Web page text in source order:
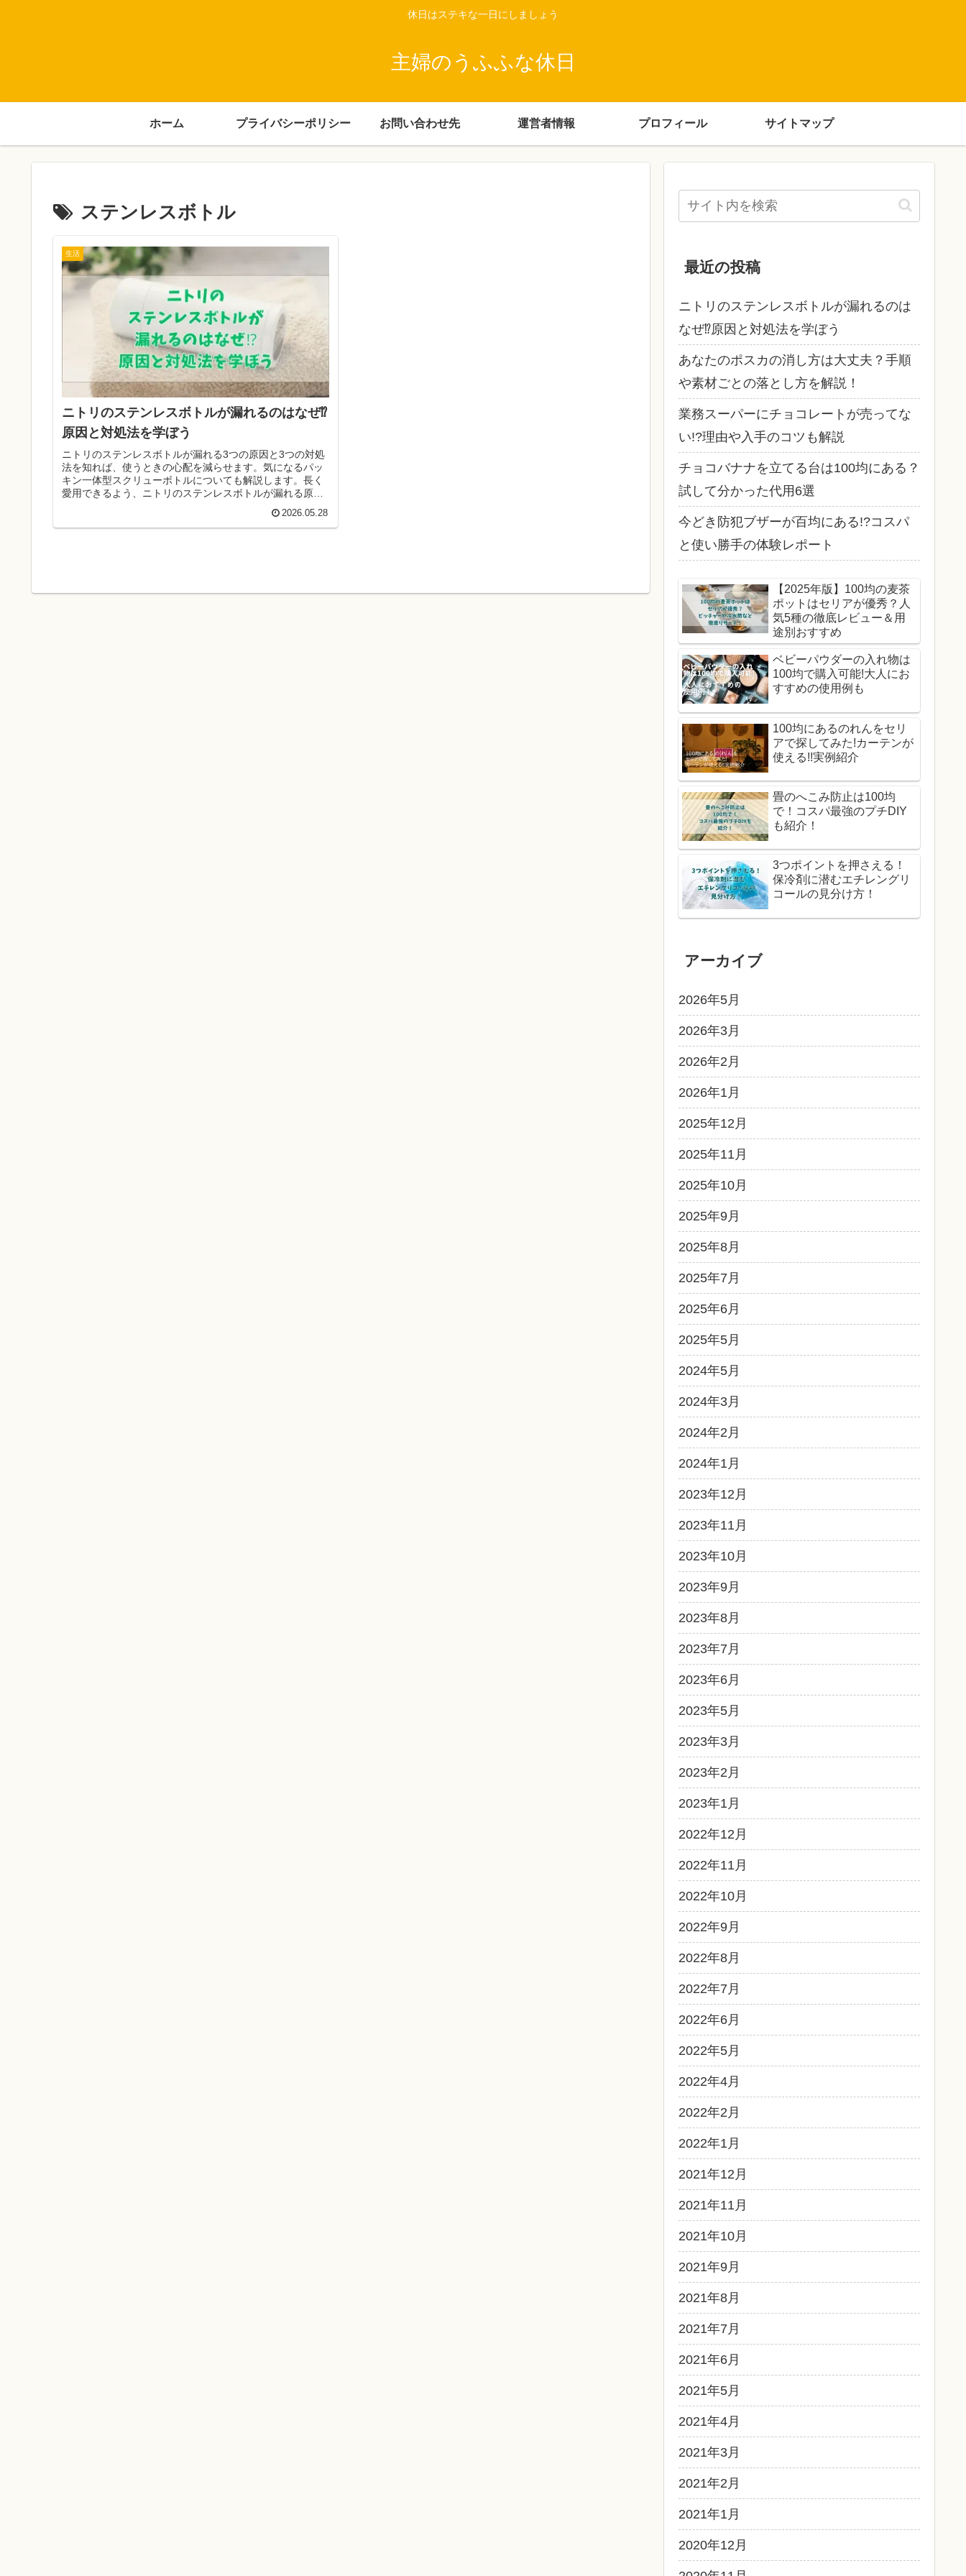
休日はステキな一日にしましょう
主婦のうふふな休日
ホーム プライバシーポリシー お問い合わせ先 運営者情報 プロフィール サイトマップ
ステンレスボトル
生活
ニトリのステンレスボトルが漏れるのはなぜ⁉
原因と対処法を学ぼう
ニトリのステンレスボトルが漏れる3つの原因と3つの対処
法を知れば、使うときの心配を減らせます。気になるパッ
キン一体型スクリューボトルについても解説します。長く
愛用できるよう、ニトリのステンレスボトルが漏れる原因
2026.05.28
最近の投稿
ニトリのステンレスボトルが漏れるのは
なぜ⁉原因と対処法を学ぼう
あなたのポスカの消し方は大丈夫？手順
や素材ごとの落とし方を解説！
業務スーパーにチョコレートが売ってな
い!?理由や入手のコツも解説
チョコバナナを立てる台は100均にある？
試して分かった代用6選
今どき防犯ブザーが百均にある!?コスパ
と使い勝手の体験レポート
【2025年版】100均の麦茶
ポットはセリアが優秀？人
気5種の徹底レビュー＆用
途別おすすめ
ベビーパウダーの入れ物は
100均で購入可能!大人にお
すすめの使用例も
100均にあるのれんをセリ
アで探してみた!カーテンが
使える!!実例紹介
畳のへこみ防止は100均
で！コスパ最強のプチDIY
も紹介！
3つポイントを押さえる！
保冷剤に潜むエチレングリ
コールの見分け方！
アーカイブ
2026年5月
2026年3月
2026年2月
2026年1月
2025年12月
2025年11月
2025年10月
2025年9月
2025年8月
2025年7月
2025年6月
2025年5月
2024年5月
2024年3月
2024年2月
2024年1月
2023年12月
2023年11月
2023年10月
2023年9月
2023年8月
2023年7月
2023年6月
2023年5月
2023年3月
2023年2月
2023年1月
2022年12月
2022年11月
2022年10月
2022年9月
2022年8月
2022年7月
2022年6月
2022年5月
2022年4月
2022年2月
2022年1月
2021年12月
2021年11月
2021年10月
2021年9月
2021年8月
2021年7月
2021年6月
2021年5月
2021年4月
2021年3月
2021年2月
2021年1月
2020年12月